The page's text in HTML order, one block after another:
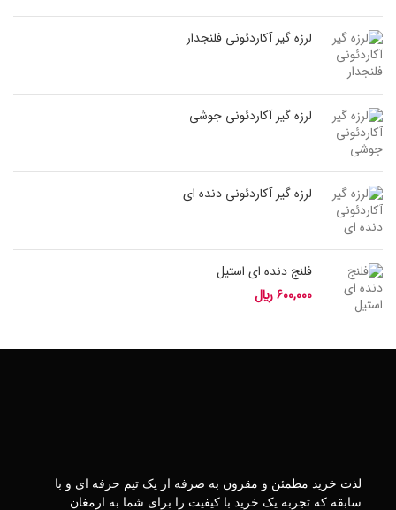
لرزه گیر آکاردئونی فلنجدار
لرزه گیر آکاردئونی جوشی
لرزه گیر آکاردئونی دنده ای
فلنج دنده ای استیل
600,000﷼
لذت خرید مطمئن و مقرون به صرفه از یک تیم حرفه ای و با
سابقه که تجربه یک خرید با کیفیت را برای شما به ارمغان